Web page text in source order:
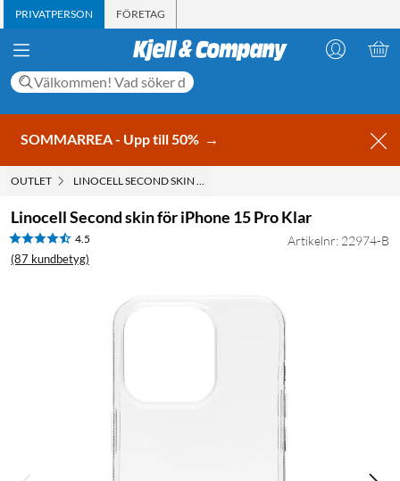
PRIVATPERSON FÖRETAG
SOMMARREA - Upp till 50% →
OUTLET LINOCELL SECOND SKIN FÖR IPHONE 15 PRO KLAR
Linocell Second skin för iPhone 15 Pro Klar
4.5
(87 kundbetyg)
Artikelnr: 22974-B